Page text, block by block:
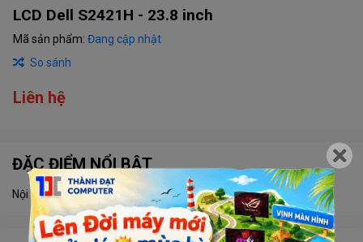
LCD Dell S2421H - 23.8 inch
Mã sản phẩm: Đang cập nhật
So sánh
Liên hệ
ĐẶC ĐIỂM NỔI BẬT
Nội dung đang được cập nhật